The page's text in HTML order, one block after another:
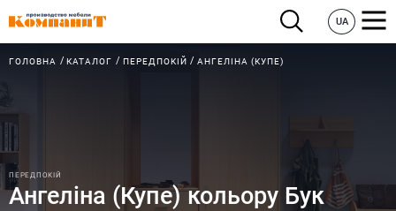
UA
ГОЛОВНА КАТАЛОГ ПЕРЕДПОКІЙ АНГЕЛІНА (КУПЕ)
ПЕРЕДПОКІЙ
Ангеліна (Купе) кольору Бук